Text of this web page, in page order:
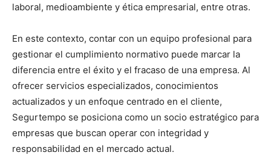
laboral, medioambiente y ética empresarial, entre otras.
En este contexto, contar con un equipo profesional para
gestionar el cumplimiento normativo puede marcar la
diferencia entre el éxito y el fracaso de una empresa. Al
ofrecer servicios especializados, conocimientos
actualizados y un enfoque centrado en el cliente,
Segurtempo se posiciona como un socio estratégico para
empresas que buscan operar con integridad y
responsabilidad en el mercado actual.